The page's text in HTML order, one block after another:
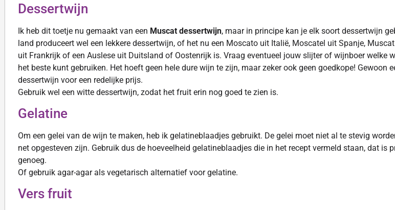
Dessertwijn
Ik heb dit toetje nu gemaakt van een Muscat dessertwijn, maar in principe kan je elk soort dessertwijn
land produceert wel een lekkere dessertwijn, of het nu een Moscato uit Italië, Moscatel uit Spanje,
uit Frankrijk of een Auslese uit Duitsland of Oostenrijk is. Vraag eventueel jouw slijter of wijnboer welke
het beste kunt gebruiken. Het hoeft geen hele dure wijn te zijn, maar zeker ook geen goedkope! Gewoon
dessertwijn voor een redelijke prijs.
Gebruik wel een witte dessertwijn, zodat het fruit erin nog goed te zien is.
Gelatine
Om een gelei van de wijn te maken, heb ik gelatineblaadjes gebruikt. De gelei moet niet al te stevig
net opgesteven zijn. Gebruik dus de hoeveelheid gelatineblaadjes die in het recept vermeld staan, dat is
genoeg.
Of gebruik agar-agar als vegetarisch alternatief voor gelatine.
Vers fruit